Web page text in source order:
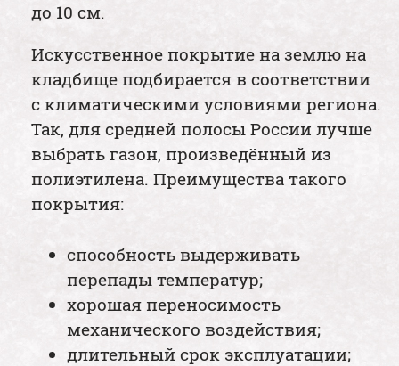
до 10 см.
Искусственное покрытие на землю на
кладбище подбирается в соответствии
с климатическими условиями региона.
Так, для средней полосы России лучше
выбрать газон, произведённый из
полиэтилена. Преимущества такого
покрытия:
способность выдерживать
перепады температур;
хорошая переносимость
механического воздействия;
длительный срок эксплуатации;